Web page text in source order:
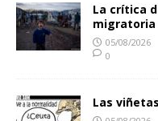
La crítica
migratoria
05/08/2026
0
Las